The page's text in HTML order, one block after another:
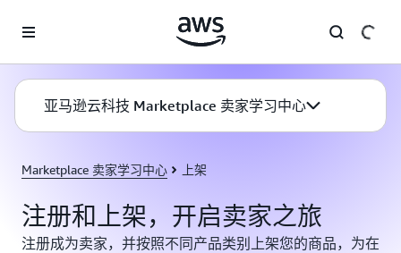
亚马逊云科技 Marketplace 卖家学习中心
Marketplace 卖家学习中心 上架
注册和上架，开启卖家之旅
注册成为卖家，并按照不同产品类别上架您的商品，为在